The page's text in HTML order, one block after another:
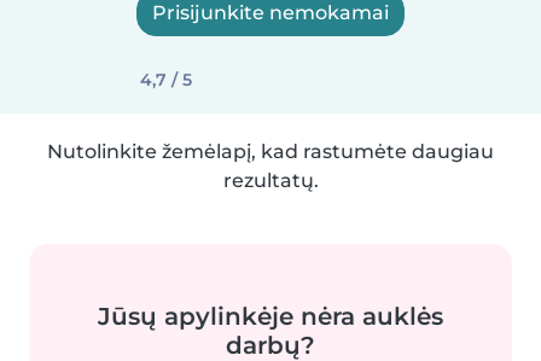
Prisijunkite nemokamai
4,7 / 5
Nutolinkite žemėlapį, kad rastumėte daugiau
rezultatų.
Jūsų apylinkėje nėra auklės
darbų?